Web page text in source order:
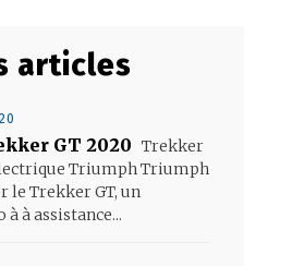
articles
GT 2020 Trekker
Triumph Triumph
le Trekker GT, un
à assistance...